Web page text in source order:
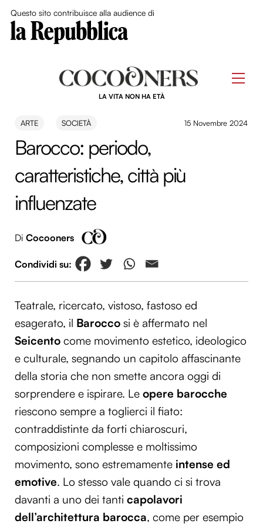
Questo sito contribuisce alla audience di
LA VITA NON HA ETÀ
ARTE SOCIETÀ 15 Novembre 2024
Barocco: periodo,
caratteristiche, città più
influenzate
Di Cocooners
Teatrale, ricercato, vistoso, fastoso ed
esagerato, il Barocco si è affermato nel
Seicento come movimento estetico, ideologico
e culturale, segnando un capitolo affascinante
della storia che non smette ancora oggi di
sorprendere e ispirare. Le opere barocche
riescono sempre a toglierci il fiato:
contraddistinte da forti chiaroscuri,
composizioni complesse e moltissimo
movimento, sono estremamente intense ed
emotive. Lo stesso vale quando ci si trova
davanti a uno dei tanti capolavori
dell’architettura barocca, come per esempio